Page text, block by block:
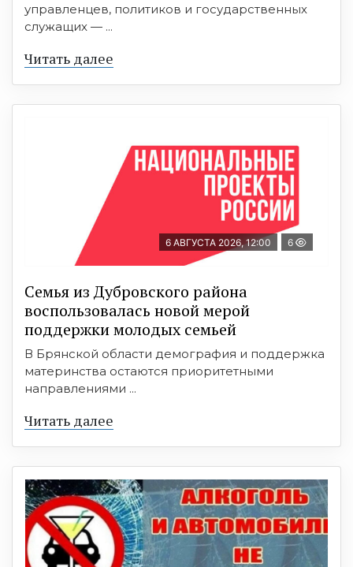
управленцев, политиков и государственных
служащих — ...
Читать далее
6 АВГУСТА 2026, 12:00 6
Семья из Дубровского района
воспользовалась новой мерой
поддержки молодых семьей
В Брянской области демография и поддержка
материнства остаются приоритетными
направлениями ...
Читать далее